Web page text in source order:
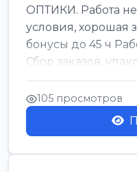
ОПТИКИ. Работа
условия, хорошая
бонусы до 45 ч
Сбор заказов,
сортировка
105 просмотров